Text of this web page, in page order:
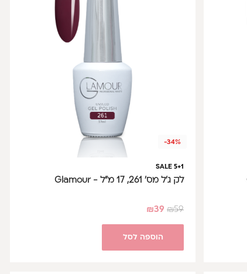
-34%
SALE 5+1
לק ג'ל מס' 261, 17 מ"ל - Glamour
₪59
₪39
הוספה לסל